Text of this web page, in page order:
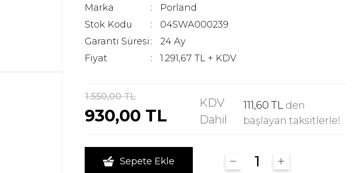
Marka
Porland
Stok Kodu
04SWA000239
Garanti Süresi
24 Ay
Fiyat
1.291,67 TL + KDV
1.550,00 TL
930,00 TL
KDV
Dahil
111,60 TL den
başlayan taksitlerle!
Sepete Ekle